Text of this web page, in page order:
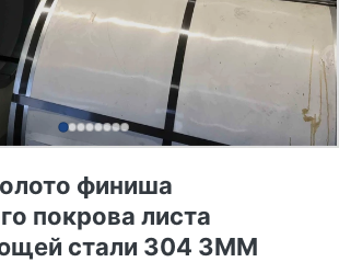
финиша
покрова листа
стали 304 3MM